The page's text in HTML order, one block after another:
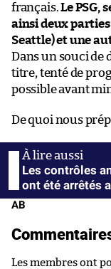
français.Le PSG,
ainsi deux parties
Seattle) et une
Dans un souci de
titre, tenté de
possible avant
De quoi nous
Les contrôles
ont été arrêtés
AB
Les membres ont